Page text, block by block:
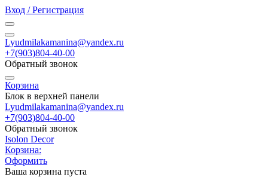
Вход / Регистрация
Lyudmilakamanina@yandex.ru
+7(903)804-40-00
Обратный звонок
Корзина
Блок в верхней панели
Lyudmilakamanina@yandex.ru
+7(903)804-40-00
Обратный звонок
Isolon Decor
Корзина:
Оформить
Ваша корзина пуста